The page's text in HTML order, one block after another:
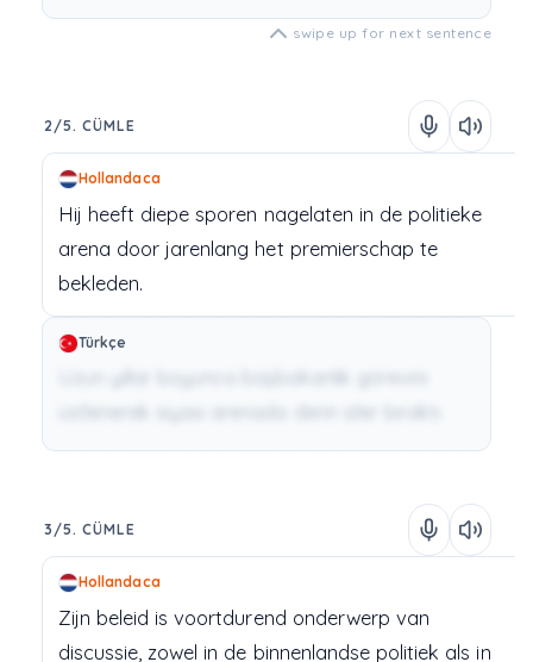
swipe up for next sentence
2/5. CÜMLE
Hollandaca
Hij heeft diepe sporen nagelaten in de politieke
arena door jarenlang het premierschap te
bekleden.
Türkçe
3/5. CÜMLE
Hollandaca
Zijn beleid is voortdurend onderwerp van
discussie, zowel in de binnenlandse politiek als in